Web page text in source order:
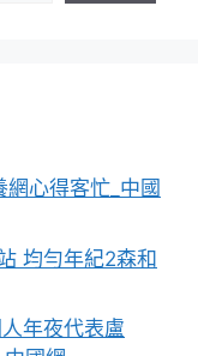
心得客忙_中國
均勻年紀2森和
年夜代表盧